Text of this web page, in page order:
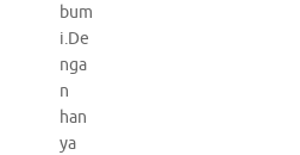
bum
i.De
nga
n
han
ya